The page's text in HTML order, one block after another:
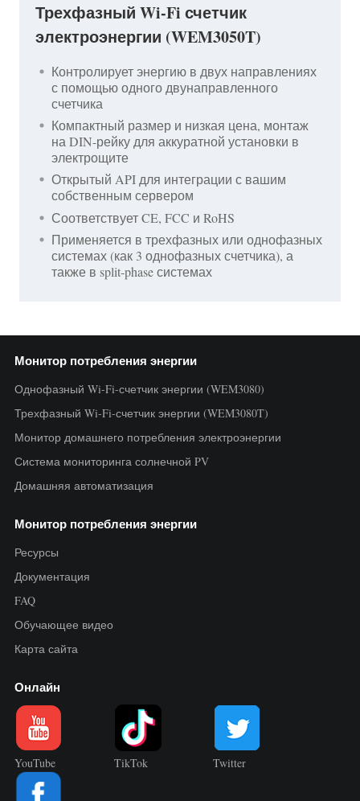
Трехфазный Wi-Fi счетчик
электроэнергии (WEM3050T)
Контролирует энергию в двух направлениях
с помощью одного двунаправленного
счетчика
Компактный размер и низкая цена, монтаж
на DIN-рейку для аккуратной установки в
электрощите
Открытый API для интеграции с вашим
собственным сервером
Соответствует CE, FCC и RoHS
Применяется в трехфазных или однофазных
системах (как 3 однофазных счетчика), а
также в split-phase системах
Монитор потребления энергии
Однофазный Wi-Fi-счетчик энергии (WEM3080)
Трехфазный Wi-Fi-счетчик энергии (WEM3080T)
Монитор домашнего потребления электроэнергии
Система мониторинга солнечной PV
Домашняя автоматизация
Монитор потребления энергии
Ресурсы
Документация
FAQ
Обучающее видео
Карта сайта
Онлайн
YouTube TikTok Twitter